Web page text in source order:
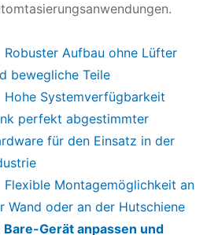
Robuster Aufbau ohne Lüfter
bewegliche Teile
Hohe Systemverfügbarkeit
perfekt abgestimmter
für den Einsatz in der
Flexible Montagemöglichkeit an
Wand oder an der Hutschiene
Bare-Gerät anpassen und